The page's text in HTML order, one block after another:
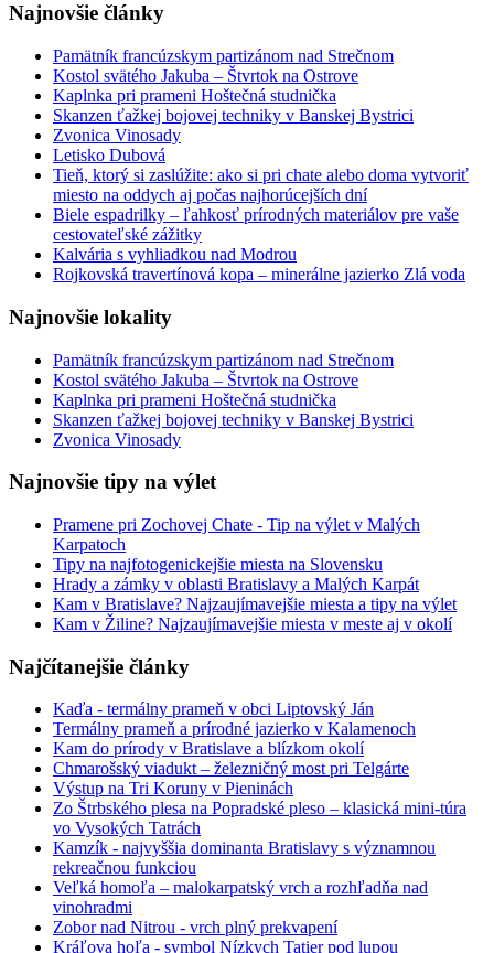
Najnovšie články
Pamätník francúzskym partizánom nad Strečnom
Kostol svätého Jakuba – Štvrtok na Ostrove
Kaplnka pri prameni Hoštečná studnička
Skanzen ťažkej bojovej techniky v Banskej Bystrici
Zvonica Vinosady
Letisko Dubová
Tieň, ktorý si zaslúžite: ako si pri chate alebo doma vytvoriť
miesto na oddych aj počas najhorúcejších dní
Biele espadrilky – ľahkosť prírodných materiálov pre vaše
cestovateľské zážitky
Kalvária s vyhliadkou nad Modrou
Rojkovská travertínová kopa – minerálne jazierko Zlá voda
Najnovšie lokality
Pamätník francúzskym partizánom nad Strečnom
Kostol svätého Jakuba – Štvrtok na Ostrove
Kaplnka pri prameni Hoštečná studnička
Skanzen ťažkej bojovej techniky v Banskej Bystrici
Zvonica Vinosady
Najnovšie tipy na výlet
Pramene pri Zochovej Chate - Tip na výlet v Malých
Karpatoch
Tipy na najfotogenickejšie miesta na Slovensku
Hrady a zámky v oblasti Bratislavy a Malých Karpát
Kam v Bratislave? Najzaujímavejšie miesta a tipy na výlet
Kam v Žiline? Najzaujímavejšie miesta v meste aj v okolí
Najčítanejšie články
Kaďa - termálny prameň v obci Liptovský Ján
Termálny prameň a prírodné jazierko v Kalamenoch
Kam do prírody v Bratislave a blízkom okolí
Chmarošský viadukt – železničný most pri Telgárte
Výstup na Tri Koruny v Pieninách
Zo Štrbského plesa na Popradské pleso – klasická mini-túra
vo Vysokých Tatrách
Kamzík - najvyššia dominanta Bratislavy s významnou
rekreačnou funkciou
Veľká homoľa – malokarpatský vrch a rozhľadňa nad
vinohradmi
Zobor nad Nitrou - vrch plný prekvapení
Kráľova hoľa - symbol Nízkych Tatier pod lupou